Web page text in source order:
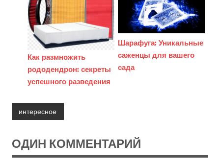
Как размножить
рододендрон: секреты
успешного разведения
Шарафуга: Уникальные
саженцы для вашего
сада
интересное
ОДИН КОММЕНТАРИЙ